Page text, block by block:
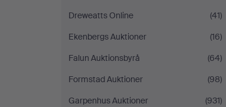
Dreweatts Online
(41)
Ekenbergs Auktioner
(16)
Falun Auktionsbyrå
(64)
Formstad Auktioner
(98)
Garpenhus Auktioner
(931)